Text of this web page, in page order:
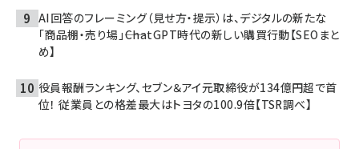
AI回答のフレーミング（見せ方・提示）は、デジタルの新たな
「商品棚・売り場」――ChatGPT時代の新しい購買行動【SEOまと
め】
役員報酬ランキング、セブン＆アイ元取締役が134億円超で首
位！ 従業員との格差最大はトヨタの100.9倍【TSR調べ】